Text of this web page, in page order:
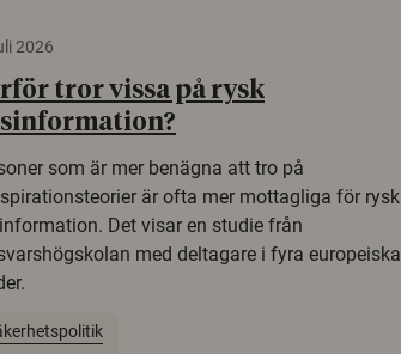
2026
tror vissa på rysk
som är mer benägna att tro på
är ofta mer mottagliga för rysk
Det visar en studie från
med deltagare i fyra europeiska